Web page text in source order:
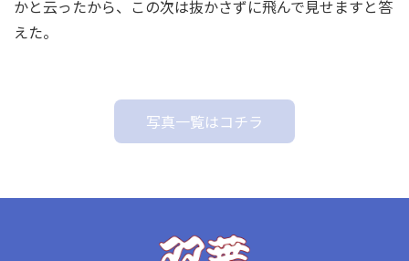
かと云ったから、この次は抜かさずに飛んで見せますと答
えた。
写真一覧はコチラ